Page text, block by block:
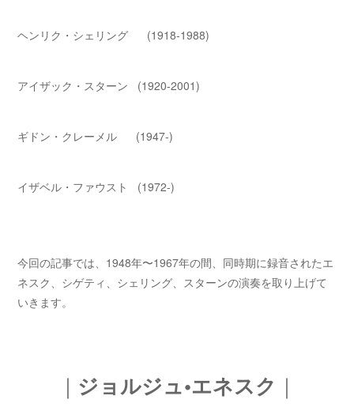
ヘンリク・シェリング (1918-1988)
アイザック・スターン (1920-2001)
ギドン・クレーメル (1947-)
イザベル・ファウスト (1972-)
今回の記事では、1948年〜1967年の間、同時期に録音されたエ
ネスク、シゲティ、シェリング、スターンの演奏を取り上げて
いきます。
｜ ジョルジュ•エネスク ｜